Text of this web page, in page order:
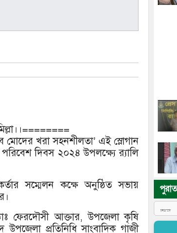
খরা সহনশীলতা’ এই স্লোগান
দিবস ২০২৪ উপলক্ষ্যে র‌্যালি
সম্মেলন কক্ষে অনুষ্ঠিত সভায়
ফেরদৌসী আক্তার, উপজেলা কৃষি
প্রতিনিধি সাংবাদিক গাজী